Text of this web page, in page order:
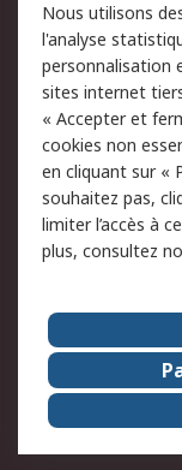
du site
Politique de
des données -
jour
Conditions
de vente
Campagnes
A propos de RS
A propos de
Le groupe RS
RS dans le
Nous rejoindre
Nous utilisons
l'analyse
personnalisation
sites internet
« Accepter et
cookies non
en cliquant sur «
souhaitez pas,
limiter l’accès à
plus, consultez